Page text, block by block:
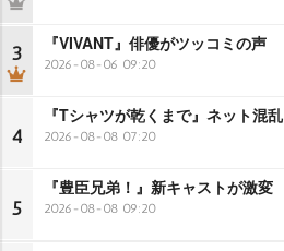
3 『VIVANT』俳優がツッコミの声
2026-08-06 09:20
4
『Tシャツが乾くまで』ネット混乱
2026-08-08 07:20
5
『豊臣兄弟！』新キャストが激変
2026-08-08 09:20